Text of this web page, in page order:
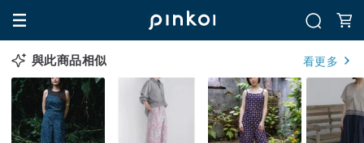
與此商品相似 看更多